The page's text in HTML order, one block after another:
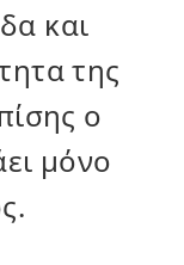
και
της
ο
μόνο